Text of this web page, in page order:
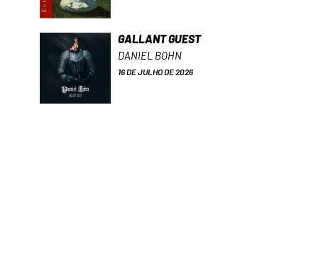
GALLANT GUEST
DANIEL BOHN
16 DE JULHO DE 2026